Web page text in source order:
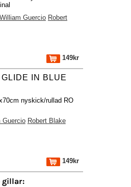
Guercio Robert
149kr
IN BLUE
nyskick/rullad RO
Guercio Robert Blake
149kr
gillar: